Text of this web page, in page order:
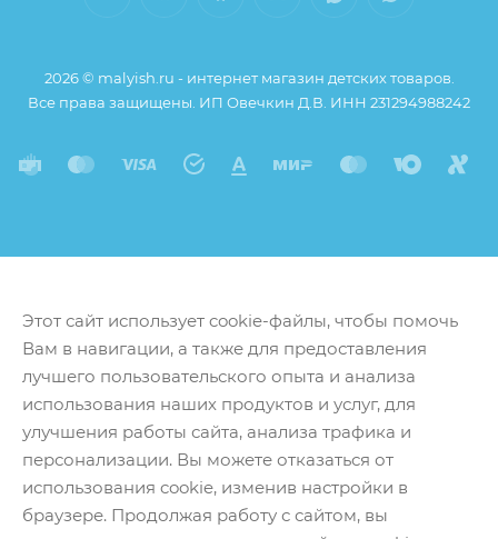
2026 © malyish.ru - интернет магазин детских товаров.
Все права защищены. ИП Овечкин Д.В. ИНН 231294988242
Этот сайт использует cookie-файлы, чтобы помочь
Вам в навигации, а также для предоставления
лучшего пользовательского опыта и анализа
использования наших продуктов и услуг, для
улучшения работы сайта, анализа трафика и
персонализации. Вы можете отказаться от
использования cookie, изменив настройки в
браузере. Продолжая работу с сайтом, вы